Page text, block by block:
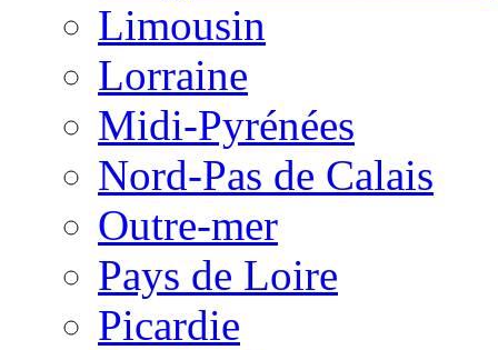
Limousin
Lorraine
Midi-Pyrénées
Nord-Pas de Calais
Outre-mer
Pays de Loire
Picardie